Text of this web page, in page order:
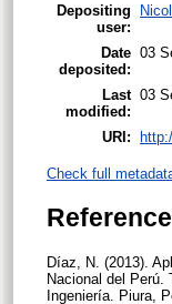
Depositing
user:
Date
deposited:
03
Last
modified:
03
URI:
Check full
Díaz, N. (2013).
Nacional del
Ingeniería. Piura,